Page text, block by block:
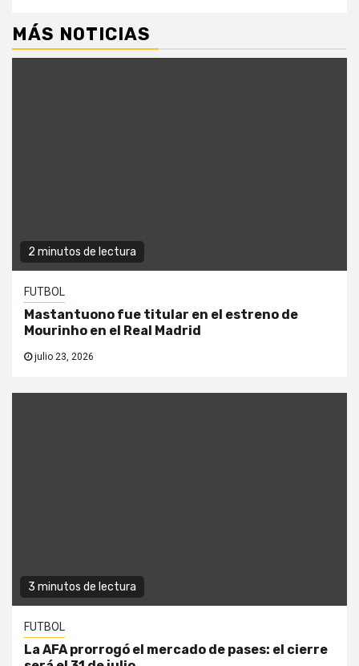
MÁS NOTICIAS
2 minutos de lectura
FUTBOL
Mastantuono fue titular en el estreno de
Mourinho en el Real Madrid
julio 23, 2026
3 minutos de lectura
FUTBOL
La AFA prorrogó el mercado de pases: el cierre